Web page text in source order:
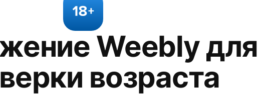
Weebly для
возраста